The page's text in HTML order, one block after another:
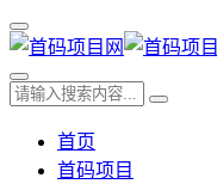
首页
首码项目